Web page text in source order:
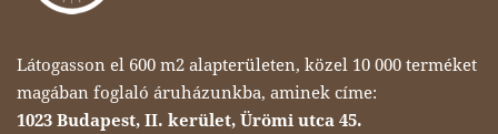
Látogasson el 600 m2 alapterületen, közel 10 000 terméket
magában foglaló áruházunkba, aminek címe:
1023 Budapest, II. kerület, Ürömi utca 45.